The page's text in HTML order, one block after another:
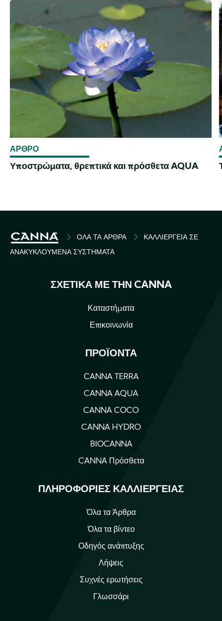
ΑΡΘΡΟ
Υποστρώματα, θρεπτικά και πρόσθετα AQUA
BREADCRUMBΌΛΑ ΤΑ ΆΡΘΡΑ
ΚΑΛΛΙΈΡΓΕΙΑ ΣΕ
ΑΝΑΚΥΚΛΟΎΜΕΝΑ ΣΥΣΤΉΜΑΤΑ
ΣΧΕΤΙΚΆ ΜΕ ΤΗΝ CANNA
Καταστήματα
Επικοινωνία
ΠΡΟΪΌΝΤΑ
CANNA TERRA
CANNA AQUA
CANNA COCO
CANNA HYDRO
BIOCANNA
CANNA Πρόσθετα
ΠΛΗΡΟΦΟΡΊΕΣ ΚΑΛΛΙΈΡΓΕΙΑΣ
Όλα τα Άρθρα
Όλα τα βίντεο
Οδηγός ανάπτυξης
Λήψεις
Συχνές ερωτήσεις
Γλωσσάρι